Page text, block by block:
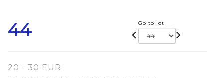
44 Go to lot
20 - 30 EUR